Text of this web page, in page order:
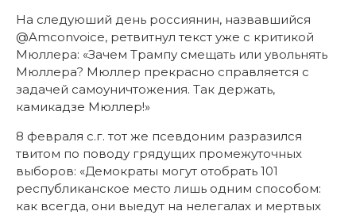
На следуюший день россиянин, назвавшийся
@Amconvoice, ретвитнул текст уже с критикой
Мюллера: «Зачем Трампу смещать или увольнять
Мюллера? Мюллер прекрасно справляется с
задачей самоуничтожения. Так держать,
камикадзе Мюллер!»
8 февраля с.г. тот же псевдоним разразился
твитом по поводу грядущих промежуточных
выборов: «Демократы могут отобрать 101
республиканское место лишь одним способом:
как всегда, они выедут на нелегалах и мертвых